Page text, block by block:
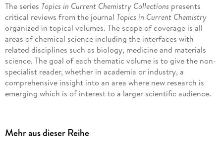
The series Topics in Current Chemistry Collections presents
critical reviews from the journal Topics in Current Chemistry
organized in topical volumes. The scope of coverage is all
areas of chemical science including the interfaces with
related disciplines such as biology, medicine and materials
science. The goal of each thematic volume is to give the non-
specialist reader, whether in academia or industry, a
comprehensive insight into an area where new research is
emerging which is of interest to a larger scientific audience.
of that topic and places it within the context of the volume
Mehr aus dieser Reihe